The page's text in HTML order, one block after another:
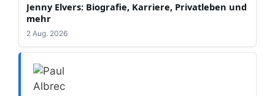
Jenny Elvers: Biografie, Karriere, Privatleben und
mehr
2 Aug. 2026